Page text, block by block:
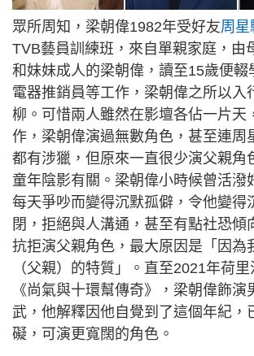
眾所周知，梁朝偉1982年受好友周星
TVB藝員訓練班，來自單親家庭，由
和妹妹成人的梁朝偉，讀至15歲便輟
電器推銷員等工作，梁朝偉之所以入
柳。可惜兩人雖然在影壇各佔一片天
作，梁朝偉演過無數角色，甚至連周
都有涉獵，但原來一直很少演父親角
童年陰影有關。梁朝偉小時候曾活潑
每天爭吵而變得沉默孤僻，令他變得
閉，拒絕與人溝通，甚至有點社恐傾
抗拒演父親角色，最大原因是「因為
（父親）的特質」。直至2021年荷
《尚氣與十環幫傳奇》，梁朝偉飾演
武，他解釋因他自覺到了這個年紀，
礙，可演更寬闊的角色。